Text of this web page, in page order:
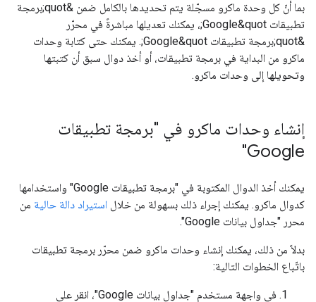
بما أنّ كل وحدة ماكرو مسجّلة يتم تحديدها بالكامل ضمن &quot;برمجة
تطبيقات Google&quot;، يمكنك تعديلها مباشرةً في محرّر
&quot;برمجة تطبيقات Google&quot;. يمكنك حتى كتابة وحدات
ماكرو من البداية في برمجة تطبيقات، أو أخذ دوال سبق أن كتبتها
وتحويلها إلى وحدات ماكرو.
إنشاء وحدات ماكرو في "برمجة تطبيقات
Google"
يمكنك أخذ الدوال المكتوبة في "برمجة تطبيقات Google" واستخدامها
كدوال ماكرو. يمكنك إجراء ذلك بسهولة من خلال استيراد دالة حالية من
محرر "جداول بيانات Google".
بدلاً من ذلك، يمكنك إنشاء وحدات ماكرو ضمن محرّر برمجة تطبيقات
باتّباع الخطوات التالية:
في واجهة مستخدم "جداول بيانات Google"، انقر على